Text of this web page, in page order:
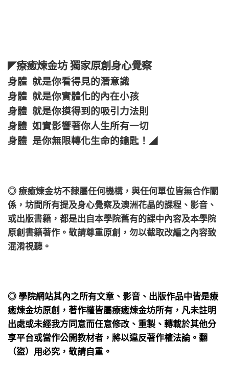
◤療癒煉金坊 獨家原創身心覺察
身體 就是你看得見的潛意識
身體 就是你實體化的內在小孩
身體 就是你摸得到的吸引力法則
身體 如實影響著你人生所有一切
身體 是你無限轉化生命的鑰匙！ ◢
◎療癒煉金坊不隸屬任何機構 ， 與任何單位皆無合作關
係， 坊間所有提及身心覺察及澳洲花晶的課程、影音、
或出版書籍，都是出自本學院舊有的課中內容及本學院
原創書籍著作。敬請尊重原創，勿以截取改編之內容致
混淆視聽。
◎ 學院網站其內之所有文章、影音、出版作品中皆是療
癒煉金坊原創，著作權皆屬療癒煉金坊所有，凡未註明
出處或未經我方同意而任意修改、重製、轉載於其他分
享平台或當作公開教材者，將以違反著作權法論。翻
（盜）用必究，敬請自重。